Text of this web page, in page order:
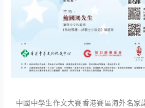
中國中學生作文大賽香港賽區海外名家